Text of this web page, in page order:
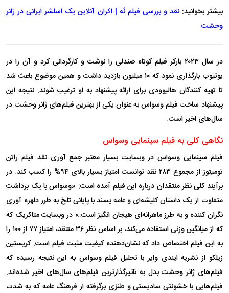
بیشتر بخوانید:نقد و بررسی فیلم نُه | اکران آنلاین یک اسلشر ایرانی در ژانر
وحشت
در سال ۲۰۲۳ بارکر فیلم کوتاه صندلی را نوشت و کارگردانی کرد و آن را در
یوتیوب بارگذاری نمود که ۱۰ میلیون بازدید داشت و همین موضوع باعث شد
تا تهیه کنندگان هالیوودی برای ارائه پیشنهاد به او ترغیب شوند. نتیجه این
پیشنهاد ساخت فیلم وسواس به عنوان یکی از بهترین فیلم‌های ژانر وحشت در
سال‌های اخیر است.
نگاهی کلی به فیلم سینمایی وسواس
فیلم سینمایی وسواس در وبسایت بسیار معتبر جمع آوری نقد فیلم راتن
تومیتوز از مجموع ۲۸۳ نقد توانست امتیاز بسیار بالای ۹۴% را کسب کند. در
برآیند کلی نظر منتقدان درباره این فیلم آمده است: «وسواس با یک برداشت
متفاوت از یک داستان کلیشه‌ای و عامه پسند با پایانی تلخ به طرز دلهره آوری
نگران کننده و به طرز ماهرانه‌ای هیجان انگیز است.» در وبسایت متاکریک که
که از میانگین وزنی استفاده می‌کند، بر اساس نظر ۳۶ منتقد، امتیاز ۷۷ از ۱۰۰ را
به این فیلم اختصاص داد که نشان‌دهنده کیفیت مثبت فیلم است. کریستین
زیلکو از نشریه ایندی وایر با تحلیل فیلم وسواس به این نتیجه رسیده که
فیلم‌های ژانر وحشت بدل به تاثیرگذارترین فیلم‌های سال‌های اخیر شده‌اند.
فیلم‌هایی با خشونتی سادیستی و طنزی برگرفته از فرهنگ عامه که به شدت